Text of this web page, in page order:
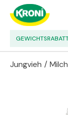
Zum
Jungvieh /